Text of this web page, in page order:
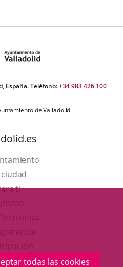
todas las cookies
España. Teléfono:+34 983 426 100
de Valladolid
ti
en aplicación